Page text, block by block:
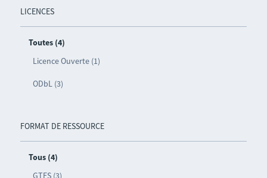
LICENCES
Toutes (4)
Licence Ouverte (1)
ODbL (3)
FORMAT DE RESSOURCE
Tous (4)
GTFS (3)